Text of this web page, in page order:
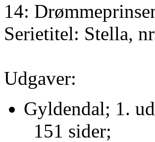
14:
Serietitel: Stella,
Udgaver:
Gyldendal; 1.
151 sider;